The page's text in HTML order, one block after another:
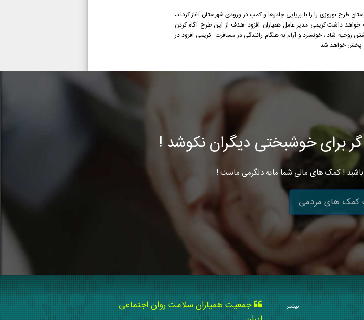
طرح نوروزی را را با برپایی چادرها و کمپ در ورودی شهرستان آغاز کردند،
حضور مسولین افتتاح و تا تاریخ 14فروردین ماه ادامه خواهد داشت.کریمی مدیر عامل همیاران افزود :هدف از این طرح آگاه کردن
روحیه شاد ، خونسرد و آرام به هنگام رانندگی در مسافرت ..کریمی افزود در
پخش خواهد شد
برای خوشبختی دیگران نکوشد !
باشید ! کمک های مالی شما مایه دلگرمی ماست !
کمک های مردمی
بیشتر ...
جمعیت همیاران سلامت روان اجتماعی